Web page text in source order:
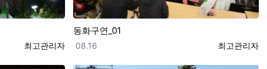
등록자
최고관리자
동화구연_01
등록자
최고관리자
등록일
08.16